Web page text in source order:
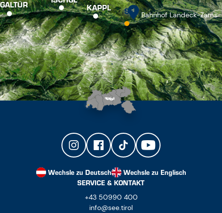
Wechsle zu Deutsch
Wechsle zu Englisch
SERVICE & KONTAKT
+43 50990 400
info@see.tirol
NEWSLETTER
PRESSE